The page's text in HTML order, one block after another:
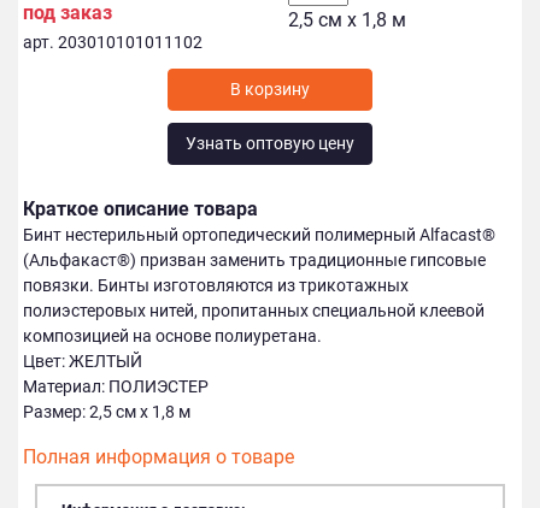
под заказ
арт. 203010101011102
2,5 см х 1,8 м
В корзину
Узнать оптовую цену
Краткое описание товара
Бинт нестерильный ортопедический полимерный Alfacast®
(Альфакаст®) призван заменить традиционные гипсовые
повязки. Бинты изготовляются из трикотажных
полиэстеровых нитей, пропитанных специальной клеевой
композицией на основе полиуретана.
Цвет: ЖЕЛТЫЙ
Материал: ПОЛИЭСТЕР
Размер: 2,5 см х 1,8 м
Полная информация о товаре